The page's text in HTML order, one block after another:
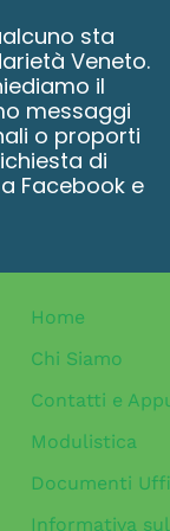
sta
Veneto.
il
messaggi
o proporti
di
Facebook e
Home
Chi Siamo
Contatti e
Modulistica
Documenti
Informativa